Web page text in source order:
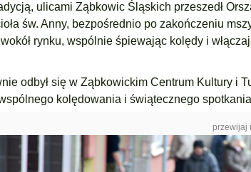
ulicami Ząbkowic Śląskich przeszedł
św. Anny, bezpośrednio po zakończeniu
rynku, wspólnie śpiewając kolędy i
odbył się w Ząbkowickim Centrum Kultury i
kolędowania i świątecznego spotkania
przewijaj